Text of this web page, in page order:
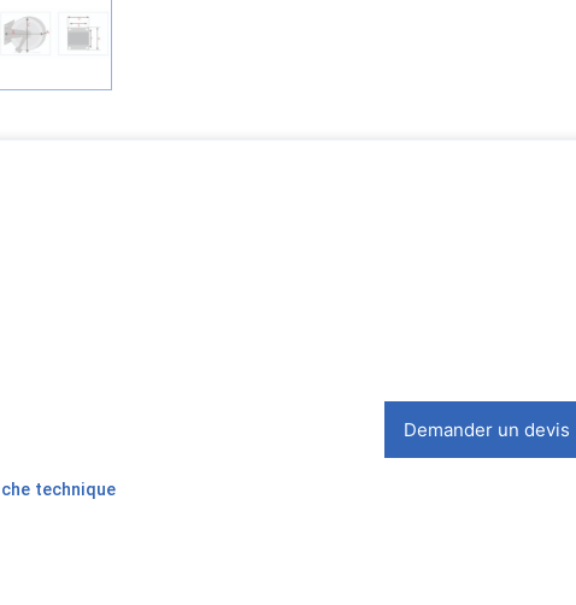
Demander un devis
technique